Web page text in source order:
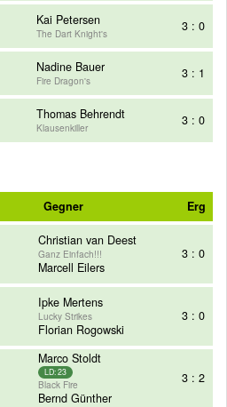
Kai Petersen
The Dart Knight's 3 : 0
Nadine Bauer
Fire Dragon's 3 : 1
Thomas Behrendt
Klausenkiller 3 : 0
Gegner Erg
Christian van Deest
Ganz Einfach!!!
Marcell Eilers
3 : 0
Ipke Mertens
Lucky Strikes
Florian Rogowski
3 : 0
Marco Stoldt
LD: 23
Black Fire
Bernd Günther
3 : 2